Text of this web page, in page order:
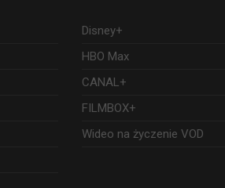
Disney+
HBO Max
CANAL+
FILMBOX+
Wideo na życzenie VOD